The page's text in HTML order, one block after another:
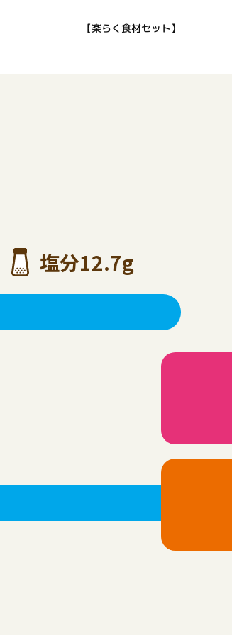
【楽らく食材セット】
塩分12.7g